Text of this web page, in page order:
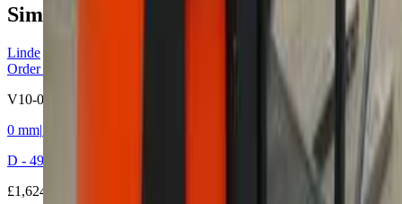
Similar offers
Linde
Order picker Electric
V10-02
0 mm|
D - 49779 Niederlangen
£1,624